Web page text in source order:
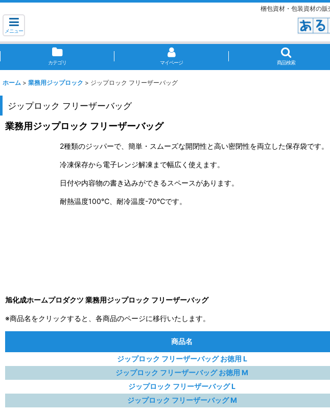
梱包資材・包装資材の販
メニュー
カテゴリ マイページ 商品検索
ホーム > 業務用ジップロック > ジップロック フリーザーバッグ
ジップロック フリーザーバッグ
業務用ジップロック フリーザーバッグ
2種類のジッパーで、簡単・スムーズな開閉性と高い密閉性を両立した保存袋です。
冷凍保存から電子レンジ解凍まで幅広く使えます。
日付や内容物の書き込みができるスペースがあります。
耐熱温度100℃、耐冷温度-70℃です。
旭化成ホームプロダクツ 業務用ジップロック フリーザーバッグ
※商品名をクリックすると、各商品のページに移行いたします。
商品名
ジップロック フリーザーバッグ お徳用 L
ジップロック フリーザーバッグ お徳用 M
ジップロック フリーザーバッグ L
ジップロック フリーザーバッグ M